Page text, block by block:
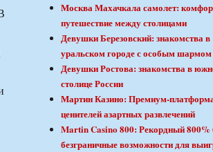
Москва Махачкала самолет:
путешествие между столицами
Девушки Березовский: знакомства в
уральском городе с особым шармом
Девушки Ростова: знакомства в
столице России
Мартин Казино: Премиум-
ценителей азартных развлечений
Martin Casino 800: Рекордный 800%
безграничные возможности для